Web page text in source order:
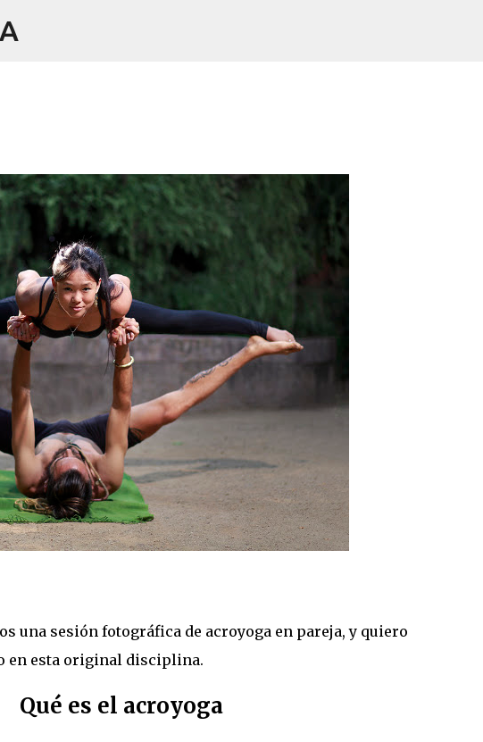
& TeatroLaLunar
una sesión fotográfica de acroyoga en pareja, y quiero
en esta original disciplina.
Qué es el acroyoga